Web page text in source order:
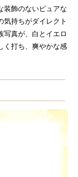
装飾のないピュアな
気持ちがダイレクト
写真が、白とイエロ
く打ち、爽やかな感